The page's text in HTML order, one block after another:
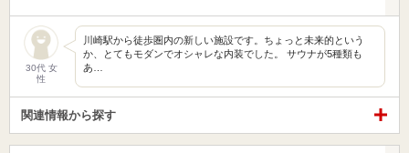
30代 女
性
川崎駅から徒歩圏内の新しい施設です。ちょっと未来的という
か、とてもモダンでオシャレな内装でした。 サウナが5種類も
あ…
関連情報から探す